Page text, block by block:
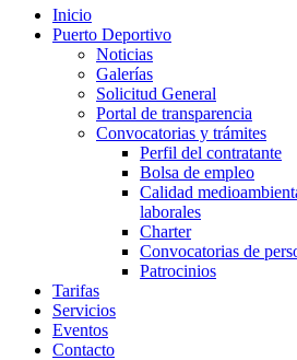
Inicio
Puerto Deportivo
Noticias
Galerías
Solicitud General
Portal de transparencia
Convocatorias y trámites
Perfil del contratante
Bolsa de empleo
Calidad
laborales
Charter
Convocatorias de
Patrocinios
Tarifas
Servicios
Eventos
Contacto